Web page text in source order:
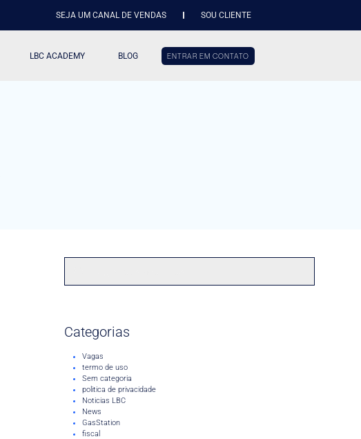
SEJA UM CANAL DE VENDAS SOU CLIENTE
LBC ACADEMY BLOG ENTRAR EM CONTATO
Categorias
Vagas
termo de uso
Sem categoria
politica de privacidade
Noticias LBC
News
GasStation
fiscal